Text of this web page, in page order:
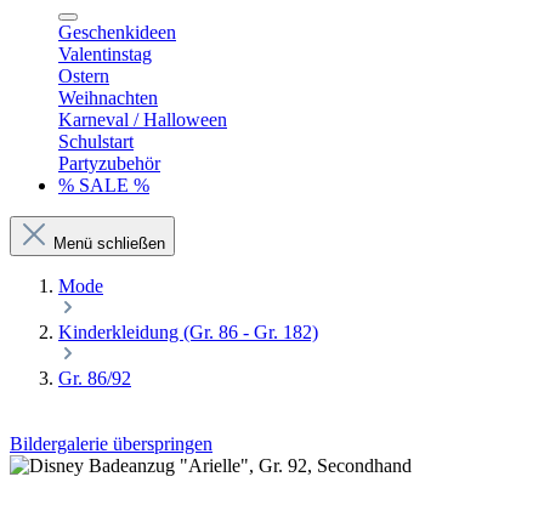
Geschenkideen
Valentinstag
Ostern
Weihnachten
Karneval / Halloween
Schulstart
Partyzubehör
% SALE %
Menü schließen
Mode
Kinderkleidung (Gr. 86 - Gr. 182)
Gr. 86/92
Bildergalerie überspringen